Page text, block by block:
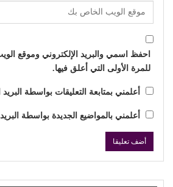
احفظ اسمي والبريد الإلكتروني وموقع
للمرة الأولى التي أعلق فيها.
أعلمني بمتابعة التعليقات بواسطة البريد
أعلمني بالمواضيع الجديدة بواسطة